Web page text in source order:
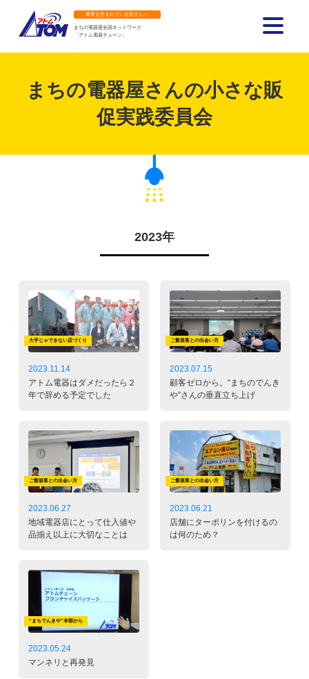
事業を営まれている皆さんへ
まちの電器屋全国ネットワーク
「アトム電器チェーン」
まちの電器屋さんの小さな販
促実践委員会
2023年
大手じゃできない店づくり
2023.11.14
アトム電器はダメだったら２
年で辞める予定でした
ご新規客との出会い方
2023.07.15
顧客ゼロから。“まちのでんき
や”さんの垂直立ち上げ
ご新規客との出会い方
2023.06.27
地域電器店にとって仕入値や
品揃え以上に大切なことは
ご新規客との出会い方
2023.06.21
店舗にターポリンを付けるの
は何のため？
“まちでんきや”本部から
2023.05.24
マンネリと再発見